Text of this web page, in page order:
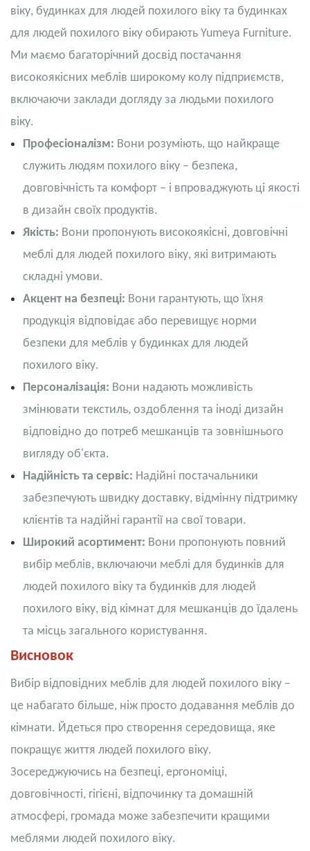
віку, будинках для людей похилого віку та будинках
для людей похилого віку обирають Yumeya Furniture.
Ми маємо багаторічний досвід постачання
високоякісних меблів широкому колу підприємств,
включаючи заклади догляду за людьми похилого
віку.
Професіоналізм: Вони розуміють, що найкраще
служить людям похилого віку – безпека,
довговічність та комфорт – і впроваджують ці якості
в дизайн своїх продуктів.
Якість: Вони пропонують високоякісні, довговічні
меблі для людей похилого віку, які витримають
складні умови.
Акцент на безпеці: Вони гарантують, що їхня
продукція відповідає або перевищує норми
безпеки для меблів у будинках для людей
похилого віку.
Персоналізація: Вони надають можливість
змінювати текстиль, оздоблення та іноді дизайн
відповідно до потреб мешканців та зовнішнього
вигляду об'єкта.
Надійність та сервіс: Надійні постачальники
забезпечують швидку доставку, відмінну підтримку
клієнтів та надійні гарантії на свої товари.
Широкий асортимент: Вони пропонують повний
вибір меблів, включаючи меблі для будинків для
людей похилого віку та будинків для людей
похилого віку, від кімнат для мешканців до їдалень
та місць загального користування.
Висновок
Вибір відповідних меблів для людей похилого віку –
це набагато більше, ніж просто додавання меблів до
кімнати. Йдеться про створення середовища, яке
покращує життя людей похилого віку.
Зосереджуючись на безпеці, ергономіці,
довговічності, гігієні, відпочинку та домашній
атмосфері, громада може забезпечити кращими
меблями людей похилого віку.